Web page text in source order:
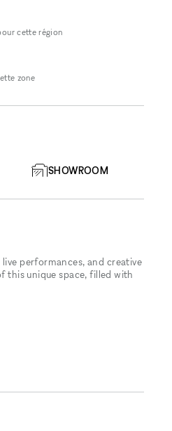
cette région
zone
SHOWROOM
performances, and creative
this unique space, filled with